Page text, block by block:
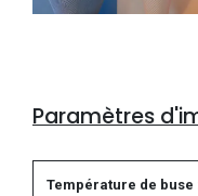
Paramètres
Température de buse